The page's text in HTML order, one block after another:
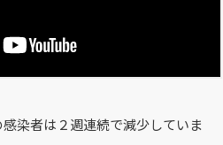
染者は２週連続で減少していま